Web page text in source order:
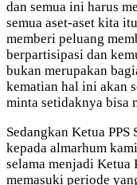
dan semua ini harus
semua aset-aset kita
memberi peluang
berpartisipasi dan
bukan merupakan
kematian hal ini akan
minta setidaknya bisa
Sedangkan Ketua
kepada almarhum
selama menjadi Ketua
memasuki periode